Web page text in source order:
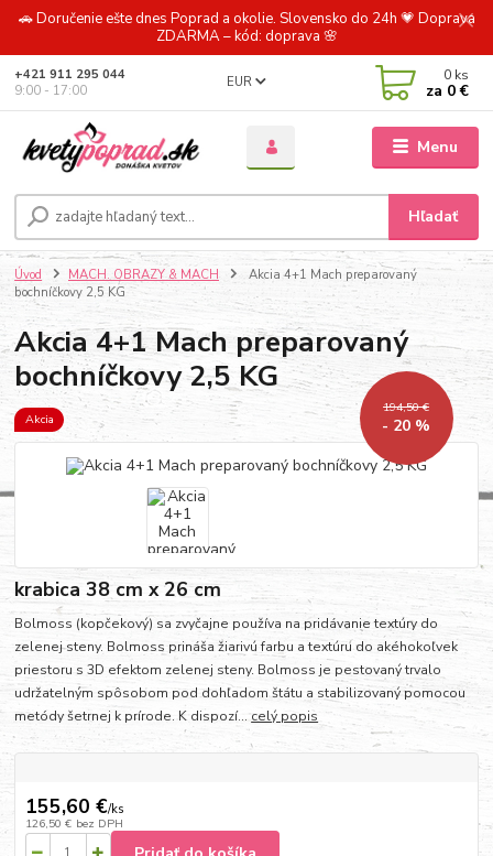
🚗 Doručenie ešte dnes Poprad a okolie. Slovensko do 24h 💗 Doprava
ZDARMA – kód: doprava 🌸
Menu
EUR
Hľadať
+421 911 295 044
9:00 - 17:00
0 ks
za 0 €
Úvod MACH. OBRAZY & MACH
Akcia 4+1 Mach preparovaný
bochníčkovy 2,5 KG
Akcia 4+1 Mach preparovaný
bochníčkovy 2,5 KG
Akcia
194,50 €
- 20 %
krabica 38 cm x 26 cm
Bolmoss (kopčekový) sa zvyčajne používa na pridávanie textúry do
zelenej steny. Bolmoss prináša žiarivú farbu a textúru do akéhokoľvek
priestoru s 3D efektom zelenej steny. Bolmoss je pestovaný trvalo
udržatelným spôsobom pod dohľadom štátu a stabilizovaný pomocou
metódy šetrnej k prírode. K dispozí...celý popis
155,60 €/ks
126,50 € bez DPH